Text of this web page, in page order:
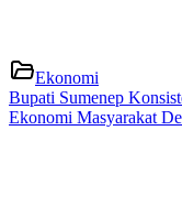
Ekonomi
Bupati Sumenep
Ekonomi Masyarakat